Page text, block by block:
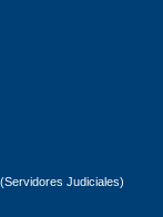
(Servidores Judiciales)